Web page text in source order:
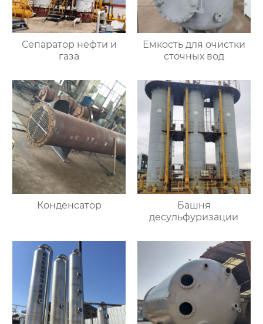
Сепаратор нефти и
газа
Емкость для очистки
сточных вод
Конденсатор
Башня
десульфуризации